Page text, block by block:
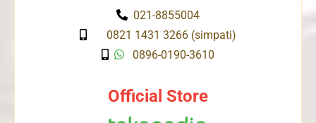
021-8855004
0821 1431 3266 (simpati)
0896-0190-3610
Official Store